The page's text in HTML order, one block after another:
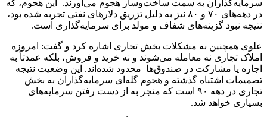
سرمایه‌گذاران به سمت ساخت‌وساز هجوم می‌آورند. این هجوم، که
در دهه‌های ۷۰ و ۸۰ نیز به دلیل تزریق دلارهای نفتی تجربه شده بود،
نتیجه نبود گزینه‌های شفاف و مولد برای سرمایه‌گذاری است.
علوی همچنین به مشکلات بخش تجاری اشاره کرد و گفت: امروزه
املاک تجاری نه معامله می‌شوند و نه خرید و فروش، بلکه عمدتاً به
اجاره یا مشارکت در صندوق‌ها محدود شده‌اند. این وضعیت نتیجه
تصمیمات اشتباه گذشته و هجوم گله‌ای سرمایه‌گذاران به بخش
تجاری در دهه ۹۰ است که منجر به از دست رفتن سرمایه‌های
بسیاری خواهد شد.